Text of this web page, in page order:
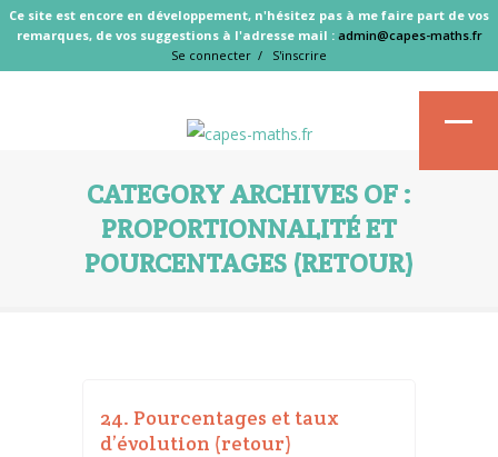
Ce site est encore en développement, n'hésitez pas à me faire part de vos
remarques, de vos suggestions à l'adresse mail : admin@capes-maths.fr
Se connecter / S'inscrire
CATEGORY ARCHIVES OF :
PROPORTIONNALITÉ ET
POURCENTAGES (RETOUR)
24. Pourcentages et taux
d’évolution (retour)